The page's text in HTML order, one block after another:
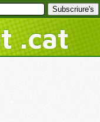
.cat